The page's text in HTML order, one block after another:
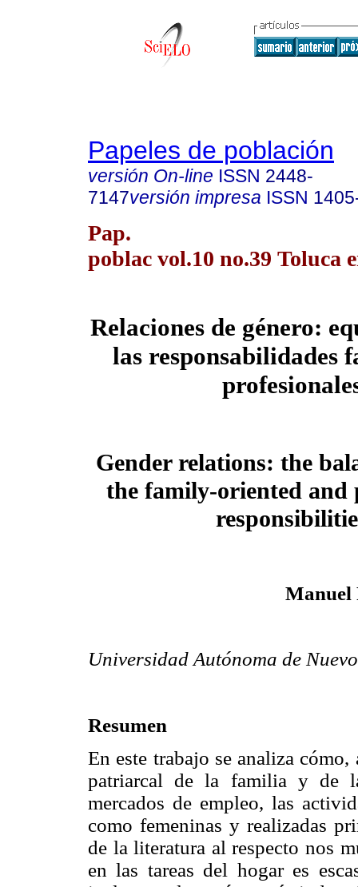
Papeles de población
versión On-line ISSN 2448-
7147versión impresa ISSN
Pap.
poblac vol.10 no.39 Toluca
Relaciones de género:
las responsabilidades
Gender relations: the
the family-oriented and
Manuel
Universidad Autónoma de
Resumen
En este trabajo se analiza
patriarcal de la familia y de
mercados de empleo, las
como femeninas y realizadas
de la literatura al respecto nos
en las tareas del hogar es